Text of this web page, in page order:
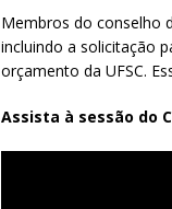
Membros do conselho
incluindo a solicitação
orçamento da UFSC.
Assista à sessão do